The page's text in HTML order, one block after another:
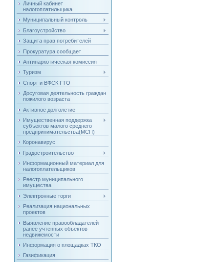
Личный кабинет
налогоплатильщика
Муниципальный контроль
Благоустройство
Защита прав потребителей
Прокуратура сообщает
Антинаркотическая комиссия
Туризм
Спорт и ВФСК ГТО
Досуговая деятельность граждан
пожилого возраста
Активное долголетие
Имущественная поддержка
субъектов малого среднего
предпринимательства(МСП)
Коронавирус
Градостроительство
Информационный материал для
налогоплательщиков
Реестр муниципального
имущества
Электронные торги
Реализация национальных
проектов
Выявление правообладателей
ранее учтенных объектов
недвижемости
Информация о площадках ТКО
Газификация